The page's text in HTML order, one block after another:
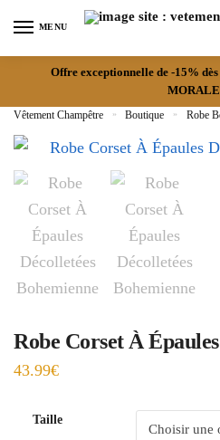
MENU
Offre exceptionnelle de -15% dès
Vêtement Champêtre » Boutique » Robe
Robe Corset À
43.99€
Taille